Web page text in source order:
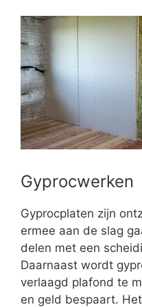
Gyprocwerken
Gyprocplaten zijn
ermee aan de slag
delen met een
Daarnaast wordt
verlaagd plafond te
en geld bespaart.